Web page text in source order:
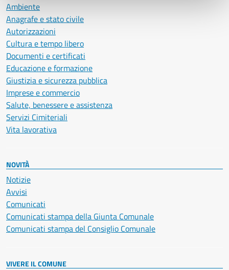
Ambiente
Anagrafe e stato civile
Autorizzazioni
Cultura e tempo libero
Documenti e certificati
Educazione e formazione
Giustizia e sicurezza pubblica
Imprese e commercio
Salute, benessere e assistenza
Servizi Cimiteriali
Vita lavorativa
NOVITÀ
Notizie
Avvisi
Comunicati
Comunicati stampa della Giunta Comunale
Comunicati stampa del Consiglio Comunale
VIVERE IL COMUNE